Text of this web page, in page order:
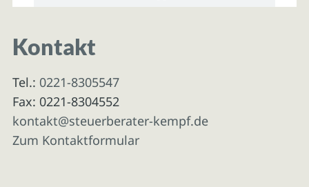
Kontakt
Tel.: 0221-8305547
Fax: 0221-8304552
kontakt@steuerberater-kempf.de
Zum Kontaktformular